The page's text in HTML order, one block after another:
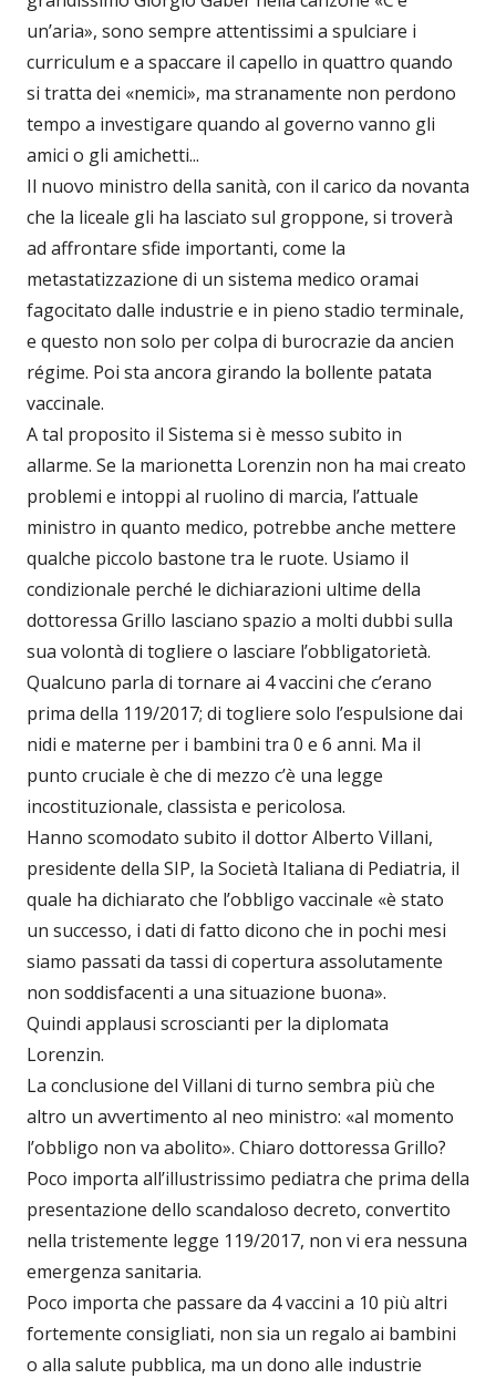
un’aria», sono sempre attentissimi a spulciare i
curriculum e a spaccare il capello in quattro quando
si tratta dei «nemici», ma stranamente non perdono
tempo a investigare quando al governo vanno gli
amici o gli amichetti...
Il nuovo ministro della sanità, con il carico da novanta
che la liceale gli ha lasciato sul groppone, si troverà
ad affrontare sfide importanti, come la
metastatizzazione di un sistema medico oramai
fagocitato dalle industrie e in pieno stadio terminale,
e questo non solo per colpa di burocrazie da ancien
régime. Poi sta ancora girando la bollente patata
vaccinale.
A tal proposito il Sistema si è messo subito in
allarme. Se la marionetta Lorenzin non ha mai creato
problemi e intoppi al ruolino di marcia, l’attuale
ministro in quanto medico, potrebbe anche mettere
qualche piccolo bastone tra le ruote. Usiamo il
condizionale perché le dichiarazioni ultime della
dottoressa Grillo lasciano spazio a molti dubbi sulla
sua volontà di togliere o lasciare l’obbligatorietà.
Qualcuno parla di tornare ai 4 vaccini che c’erano
prima della 119/2017; di togliere solo l’espulsione dai
nidi e materne per i bambini tra 0 e 6 anni. Ma il
punto cruciale è che di mezzo c’è una legge
incostituzionale, classista e pericolosa.
Hanno scomodato subito il dottor Alberto Villani,
presidente della SIP, la Società Italiana di Pediatria, il
quale ha dichiarato che l’obbligo vaccinale «è stato
un successo, i dati di fatto dicono che in pochi mesi
siamo passati da tassi di copertura assolutamente
non soddisfacenti a una situazione buona».
Quindi applausi scroscianti per la diplomata
Lorenzin.
La conclusione del Villani di turno sembra più che
altro un avvertimento al neo ministro: «al momento
l’obbligo non va abolito». Chiaro dottoressa Grillo?
Poco importa all’illustrissimo pediatra che prima della
presentazione dello scandaloso decreto, convertito
nella tristemente legge 119/2017, non vi era nessuna
emergenza sanitaria.
Poco importa che passare da 4 vaccini a 10 più altri
fortemente consigliati, non sia un regalo ai bambini
o alla salute pubblica, ma un dono alle industrie